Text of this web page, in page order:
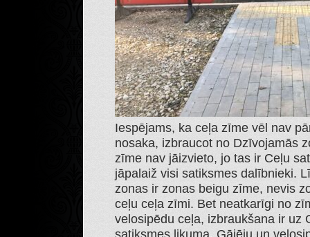
Iespējams, ka ceļa zīme vēl nav
nosaka, izbraucot no Dzīvojamās
zīme nav jāizvieto, jo tas ir Ceļu
jāpalaiž visi satiksmes dalībnieki.
zonas ir zonas beigu zīme, nevis
ceļu ceļa zīmi. Bet neatkarīgi no
velosipēdu ceļa, izbraukšana ir uz
satiksmes likuma, Gājēju un